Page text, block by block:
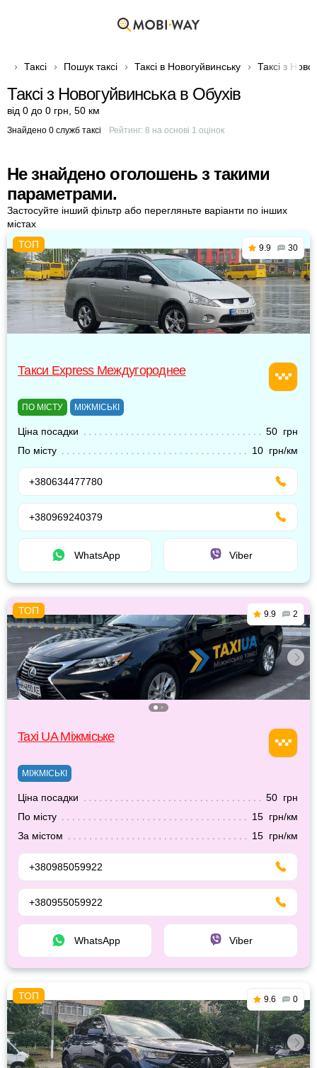
Таксі Пошук таксі Таксі в Новогуйвинську Таксі з
Таксі з Новогуйвинська в Обухів
від 0 до 0 грн 50 км
Знайдено 0 служб таксі Рейтинг: 8 на основі 1 оцінок
Не знайдено оголошень з такими
параметрами.
Застосуйте інший фільтр або перегляньте варіанти по інших
містах
9.9 30
Такси Express Междугороднее
ПО МІСТУ МІЖМІСЬКІ
Ціна посадки
50 грн
По місту
10 грн/км
+380634477780
+380969240379
WhatsApp Viber
9.9 2
Taxi UA Міжміське
МІЖМІСЬКІ
Ціна посадки
50 грн
По місту
15 грн/км
За містом
15 грн/км
+380985059922
+380955059922
WhatsApp Viber
9.6 0